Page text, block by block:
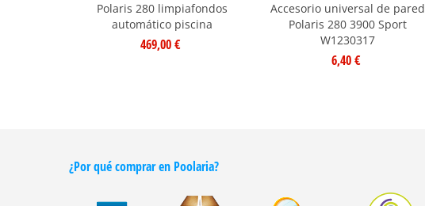
Polaris 280 limpiafondos
automático piscina
469,00 €
Accesorio universal de pared
Polaris 280 3900 Sport
W1230317
6,40 €
¿Por qué comprar en Poolaria?